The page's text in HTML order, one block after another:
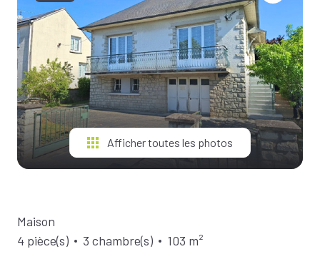
LA
LOCATION
ESTIMEZ
VOTRE
BIEN
NOTRE
ÉQUIPE
Afficher toutes les photos
Maison
4 pièce(s)
3 chambre(s) 103 m²